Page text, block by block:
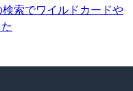
索でワイルドカードや